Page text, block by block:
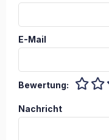
E-Mail
Bewertung:
Nachricht